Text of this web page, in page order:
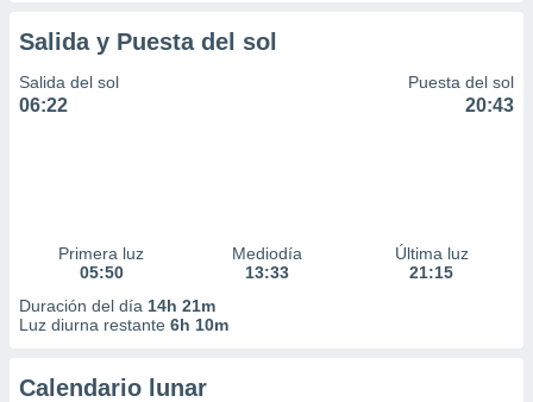
Salida y Puesta del sol
Salida del sol
06:22
Puesta del sol
20:43
Primera luz
05:50
Mediodía
13:33
Última luz
21:15
Duración del día 14h 21m
Luz diurna restante 6h 10m
Calendario lunar